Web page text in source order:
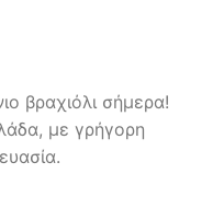
βραχιόλι σήμερα!
με γρήγορη